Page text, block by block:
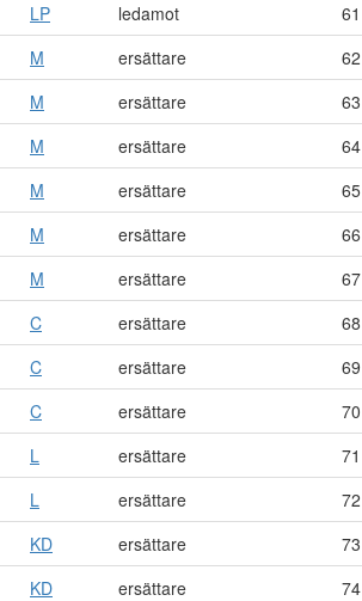
LP ledamot
61
M ersättare
62
M ersättare
63
M ersättare
64
M ersättare
65
M ersättare
66
M ersättare
67
C ersättare
68
C ersättare
69
C ersättare
70
L ersättare
71
L ersättare
72
KD ersättare
73
KD ersättare
74